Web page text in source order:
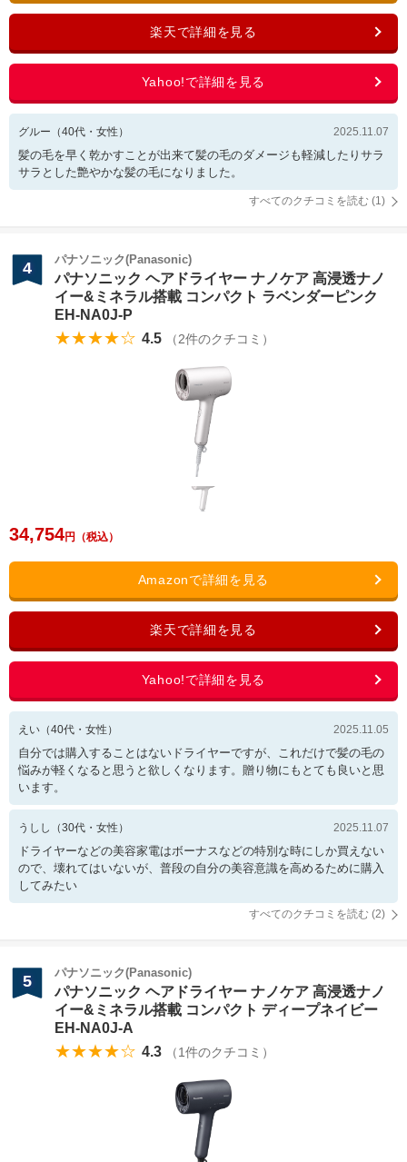
グルー （40代・ 女性 ） 2025.11.07
髪の毛を早く乾かすことが出来て髪の毛のダメージも軽減したりサラ
サラとした艶やかな髪の毛になりました。
すべてのクチコミを読む (1)
4 パナソニック(Panasonic)
パナソニック ヘアドライヤー ナノケア 高浸透ナノ
イー&ミネラル搭載 コンパクト ラベンダーピンク
EH-NA0J-P
★★★★☆ 4.5 （2件のクチコミ）
34,754
えい （40代・ 女性 ） 2025.11.05
自分では購入することはないドライヤーですが、これだけで髪の毛の
悩みが軽くなると思うと欲しくなります。贈り物にもとても良いと思
います。
うしし （30代・ 女性 ） 2025.11.07
ドライヤーなどの美容家電はボーナスなどの特別な時にしか買えない
ので、壊れてはいないが、普段の自分の美容意識を高めるために購入
してみたい
すべてのクチコミを読む (2)
5 パナソニック(Panasonic)
パナソニック ヘアドライヤー ナノケア 高浸透ナノ
イー&ミネラル搭載 コンパクト ディープネイビー
EH-NA0J-A
★★★★☆ 4.3 （1件のクチコミ）